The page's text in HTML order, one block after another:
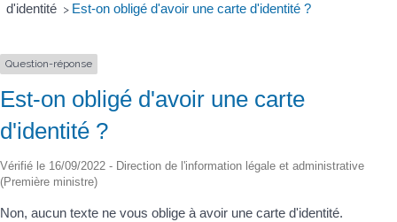
d'identité > Est-on obligé d'avoir une carte d'identité ?
Question-réponse
Est-on obligé d'avoir une carte
d'identité ?
Vérifié le 16/09/2022 - Direction de l'information légale et administrative
(Première ministre)
Non, aucun texte ne vous oblige à avoir une carte d'identité.